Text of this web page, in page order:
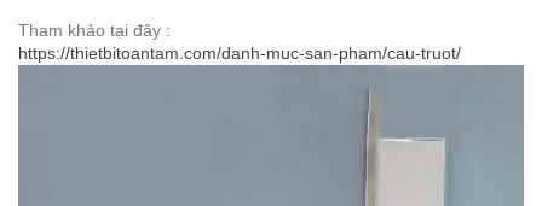
Tham khảo tại đây :
https://thietbitoantam.com/danh-muc-san-pham/cau-truot/